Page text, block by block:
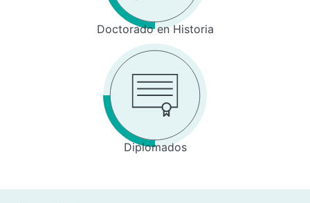
Doctorado en Historia
Diplomados